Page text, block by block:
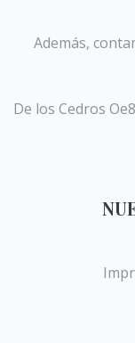
Además,
De los Cedros